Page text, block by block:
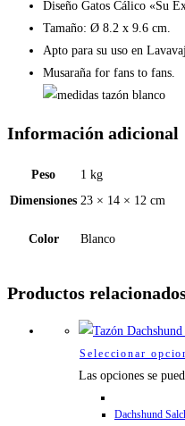
Diseño Gatos Cálico «Su
Tamaño: Ø 8.2 x 9.6 cm.
Apto para su uso en
Musaraña for fans to fans.
Información adicional
Peso
1 kg
Dimensiones 23 × 14 × 12 cm
Color Blanco
Productos
Seleccionar
Las opciones se
Dachshund